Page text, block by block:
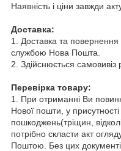
Наявність і ціни завжди
Доставка:
1. Доставка та повернення
службою Нова Пошта.
2. Здійснюється самовивіз
Перевірка товару:
1. При отриманні Ви
Нової пошти, у
пошкоджень(тріщин,
потрібно скласти акт
Поштою. Без цих